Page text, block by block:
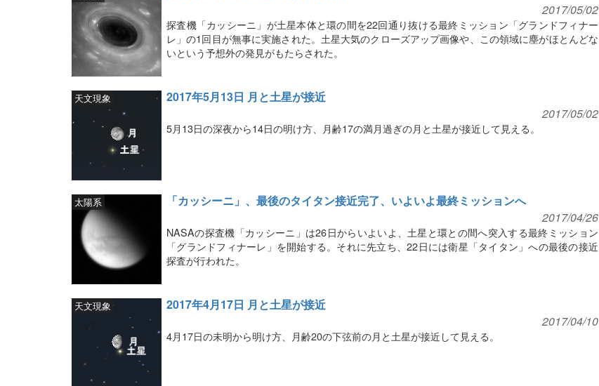
2017/05/02
探査機「カッシーニ」が土星本体と環の間を22回通り抜ける最終ミッション「グランドフィナー
レ」の1回目が無事に実施された。土星大気のクローズアップ画像や、この領域に塵がほとんどな
いという予想外の発見がもたらされた。
2017年5月13日 月と土星が接近
天文現象
2017/05/02
5月13日の深夜から14日の明け方、月齢17の満月過ぎの月と土星が接近して見える。
「カッシーニ」、最後のタイタン接近完了、いよいよ最終ミッションへ
太陽系
2017/04/26
NASAの探査機「カッシーニ」は26日からいよいよ、土星と環との間へ突入する最終ミッション
「グランドフィナーレ」を開始する。それに先立ち、22日には衛星「タイタン」への最後の接近
探査が行われた。
2017年4月17日 月と土星が接近
天文現象
2017/04/10
4月17日の未明から明け方、月齢20の下弦前の月と土星が接近して見える。